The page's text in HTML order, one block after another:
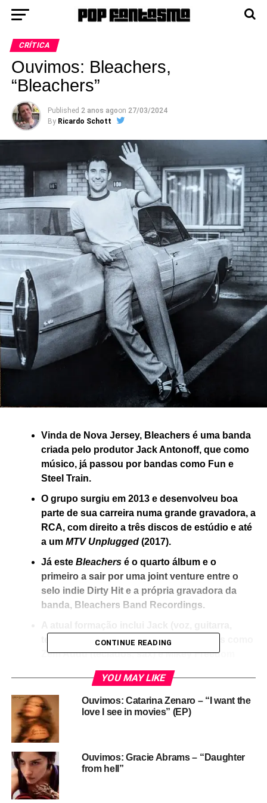
CRÍTICA
Ouvimos: Bleachers,
“Bleachers”
Published 2 anos agoon 27/03/2024
By Ricardo Schott
Vinda de Nova Jersey, Bleachers é uma banda
criada pelo produtor Jack Antonoff, que como
músico, já passou por bandas como Fun e
Steel Train.
O grupo surgiu em 2013 e desenvolveu boa
parte de sua carreira numa grande gravadora, a
RCA, com direito a três discos de estúdio e até
a um MTV Unplugged(2017).
Já este Bleachersé o quarto álbum e o
primeiro a sair por uma joint venture entre o
selo indie Dirty Hit e a própria gravadora da
banda, Bleachers Band Recordings.
teclados, samplings) ao lado de músicos como
Zem Audu (teclados, sax) e Mikey Freedom
Hart (teclados, guitarra).
tem muitas qualidades, e todas elas são encontráveis
nesseBleachers
, o quarto álbum da banda. Vamos
começar por uma delas: Jack e sua turma proporcionam
interessantes do rock e do pop – em especial dos anos
1980.
CONTINUE READING
YOU MAY LIKE
Ouvimos: Catarina Zenaro – “I want the
love I see in movies” (EP)
Ouvimos: Gracie Abrams – “Daughter
from hell”